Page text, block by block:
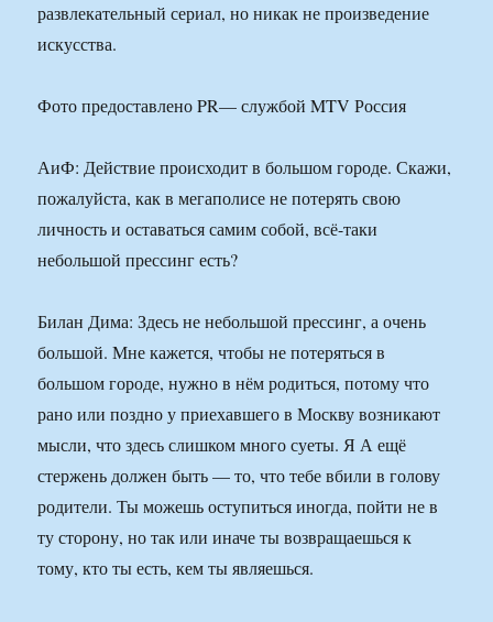
развлекательный сериал, но никак не произведение
искусства.
Фото предоставлено PR— службой MTV Россия
АиФ: Действие происходит в большом городе. Скажи,
пожалуйста, как в мегаполисе не потерять свою
личность и оставаться самим собой, всё-таки
небольшой прессинг есть?
Билан Дима: Здесь не небольшой прессинг, а очень
большой. Мне кажется, чтобы не потеряться в
большом городе, нужно в нём родиться, потому что
рано или поздно у приехавшего в Москву возникают
мысли, что здесь слишком много суеты. Я А ещё
стержень должен быть — то, что тебе вбили в голову
родители. Ты можешь оступиться иногда, пойти не в
ту сторону, но так или иначе ты возвращаешься к
тому, кто ты есть, кем ты являешься.